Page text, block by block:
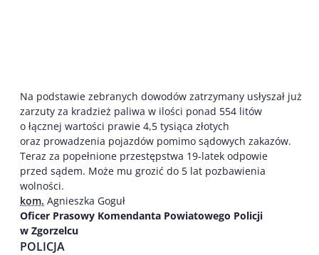
Na podstawie zebranych dowodów zatrzymany usłyszał już
zarzuty za kradzież paliwa w ilości ponad 554 litów
o łącznej wartości prawie 4,5 tysiąca złotych
oraz prowadzenia pojazdów pomimo sądowych zakazów.
Teraz za popełnione przestępstwa 19-latek odpowie
przed sądem. Może mu grozić do 5 lat pozbawienia
wolności.
kom. Agnieszka Goguł
Oficer Prasowy Komendanta Powiatowego Policji
w Zgorzelcu
POLICJA